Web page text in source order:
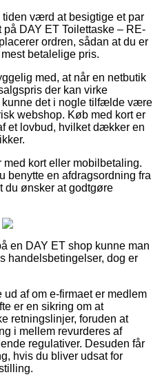
værd at besigtige et par
DAY ET Toilettaske – RE-
ordren, sådan at du er
betalelige pris.
med, at når en netbutik
der kan virke
det i nogle tilfælde være
webshop. Køb med kort er
et lovbud, hvilket dækker en
kort eller mobilbetaling.
benytte en afdragsordning fra
du ønsker at godtgøre
en DAY ET shop kunne man
handelsbetingelser, dog er
af om e-firmaet er medlem
er en sikring om at
retningslinjer, foruden at
i mellem revurderes af
regulativer. Desuden får
hvis du bliver udsat for